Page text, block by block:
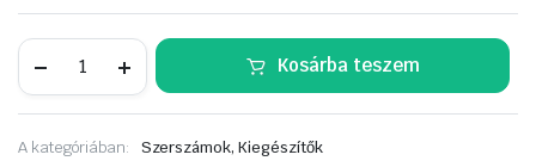
takarófólia
álló
90cm/20m
Kosárba teszem
A kategóriában: Szerszámok, Kiegészítők